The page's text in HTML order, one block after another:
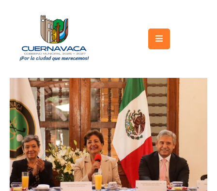
Gobierno
Turismo
Trámites
y
Servicios
Licitaciones
Transparencia